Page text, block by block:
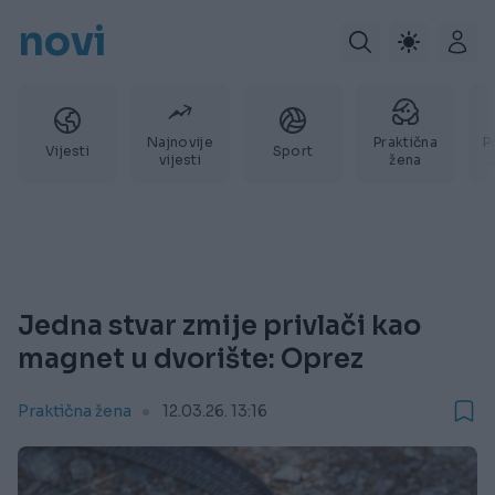
novi
Vijesti
Najnovije
vijesti
Sport
Praktična
žena
Jedna stvar zmije privlači kao
magnet u dvorište: Oprez
Praktična žena 12.03.26. 13:16